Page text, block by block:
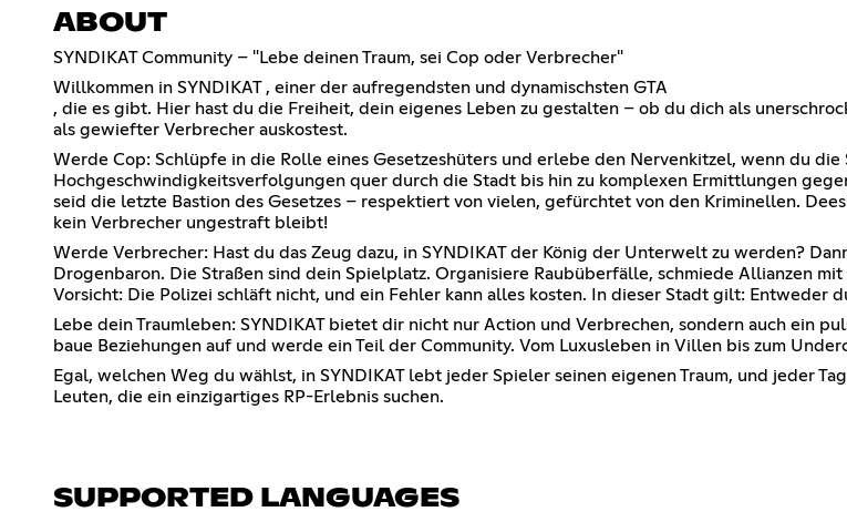
ABOUT
SYNDIKAT Community – "Lebe deinen Traum, sei Cop oder Verbrecher"
Willkommen in SYNDIKAT , einer der aufregendsten und dynamischsten GTA
, die es gibt. Hier hast du die Freiheit, dein eigenes Leben zu gestalten – ob du dich als
als gewiefter Verbrecher auskostest.
Werde Cop: Schlüpfe in die Rolle eines Gesetzeshüters und erlebe den Nervenkitzel, wenn du
Hochgeschwindigkeitsverfolgungen quer durch die Stadt bis hin zu komplexen Ermittlungen
seid die letzte Bastion des Gesetzes – respektiert von vielen, gefürchtet von den Kriminellen.
kein Verbrecher ungestraft bleibt!
Werde Verbrecher: Hast du das Zeug dazu, in SYNDIKAT der König der Unterwelt zu werden?
Drogenbaron. Die Straßen sind dein Spielplatz. Organisiere Raubüberfälle, schmiede Allianzen
Vorsicht: Die Polizei schläft nicht, und ein Fehler kann alles kosten. In dieser Stadt gilt: Entweder
Lebe dein Traumleben: SYNDIKAT bietet dir nicht nur Action und Verbrechen, sondern auch ein
baue Beziehungen auf und werde ein Teil der Community. Vom Luxusleben in Villen bis zum
Egal, welchen Weg du wählst, in SYNDIKAT lebt jeder Spieler seinen eigenen Traum, und jeder
Leuten, die ein einzigartiges RP-Erlebnis suchen.
SUPPORTED LANGUAGES